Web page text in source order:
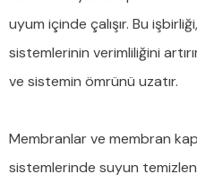
uyum içinde çalışır. Bu
sistemlerinin verimliliğini
ve sistemin ömrünü uzatır.
Membranlar ve membran
sistemlerinde suyun